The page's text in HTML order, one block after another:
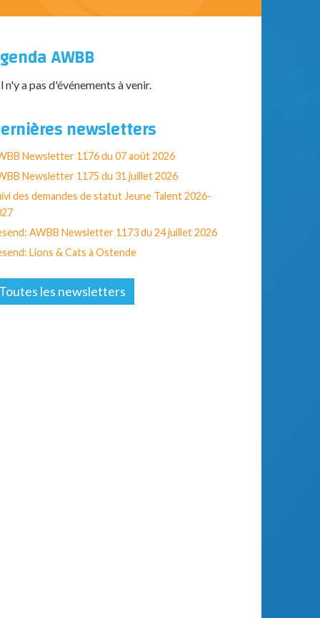
AWBB
n'y a pas d'événements à venir.
newsletters
Newsletter 1176 du 07 août 2026
Newsletter 1175 du 31 juillet 2026
des demandes de statut Jeune Talent 2026-
AWBB Newsletter 1173 du 24 juillet 2026
Lions & Cats à Ostende
les newsletters